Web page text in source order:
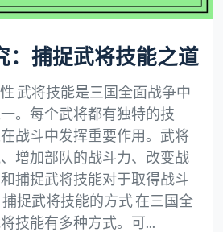
：捕捉武将技能之道
武将技能是三国全面战争中
。每个武将都有独特的技
战斗中发挥重要作用。武将
增加部队的战斗力、改变战
捕捉武将技能对于取得战斗
捉武将技能的方式 在三国全
技能有多种方式。可...